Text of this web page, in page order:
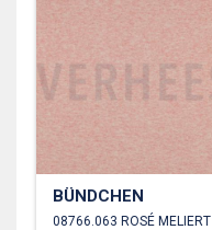
BÜNDCHEN
08766.063 ROSÉ MELIERT